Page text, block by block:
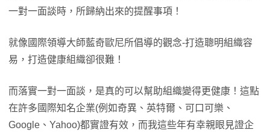
一對一面談時，所歸納出來的提醒事項！
就像國際領導大師藍奇歐尼所倡導的觀念-打造聰明組織容
易，打造健康組織卻很難！
而落實一對一面談，是真的可以幫助組織變得更健康！這點
在許多國際知名企業(例如奇異、英特爾、可口可樂、
Google、Yahoo)都實證有效，而我這些年有幸親眼見證企